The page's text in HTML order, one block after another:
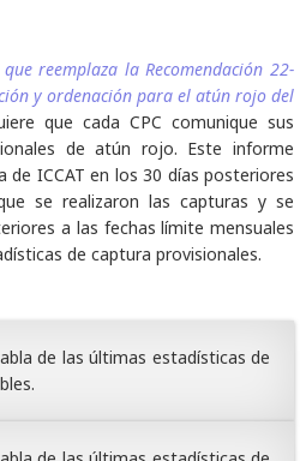
que reemplaza la Recomendación 22-
y ordenación para el atún rojo del
que cada CPC comunique sus
de atún rojo. Este informe
de ICCAT en los 30 días posteriores
se realizaron las capturas y se
a las fechas límite mensuales
de captura provisionales.
de las últimas estadísticas de